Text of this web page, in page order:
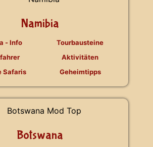
Namibia
- Info
Safaris
Tourbausteine
Aktivitäten
Geheimtipps
Botswana